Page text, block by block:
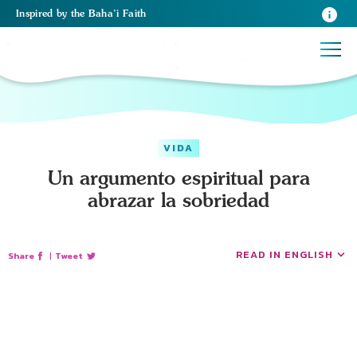
Inspired by the Baha’i Faith
VIDA
Un argumento espiritual para
abrazar la sobriedad
Share | Tweet READ IN ENGLISH